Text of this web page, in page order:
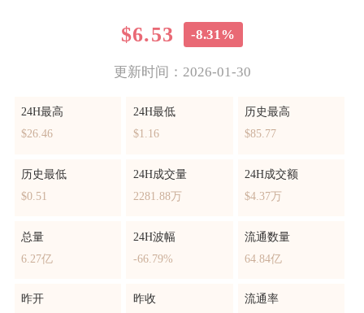
$6.53 -8.31%
更新时间：2026-01-30
24H最高
$26.46
24H最低
$1.16
历史最高
$85.77
历史最低
$0.51
24H成交量
2281.88万
24H成交额
$4.37万
总量
6.27亿
24H波幅
-66.79%
流通数量
64.84亿
昨开
昨收
流通率